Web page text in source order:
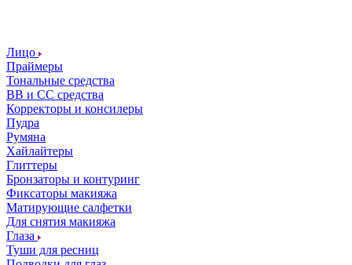
Лицо
Праймеры
Тональные средства
ВВ и СС средства
Корректоры и консилеры
Пудра
Румяна
Хайлайтеры
Глиттеры
Бронзаторы и контуринг
Фиксаторы макияжа
Матирующие салфетки
Для снятия макияжа
Глаза
Туши для ресниц